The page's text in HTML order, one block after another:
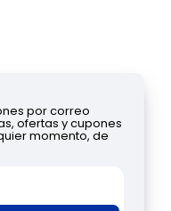
por correo
ofertas y cupones
momento, de